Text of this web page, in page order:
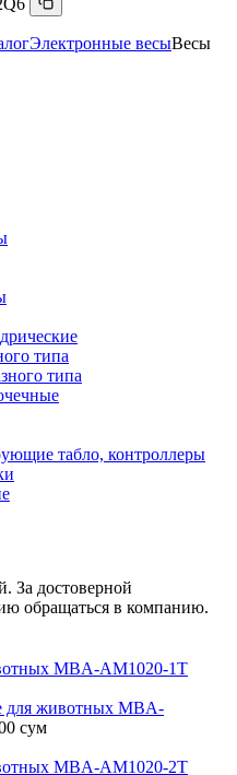
Электронные весыВесы
типа
типа
табло, контроллеры
За достоверной
обращаться в компанию.
для животных MBA-
сум